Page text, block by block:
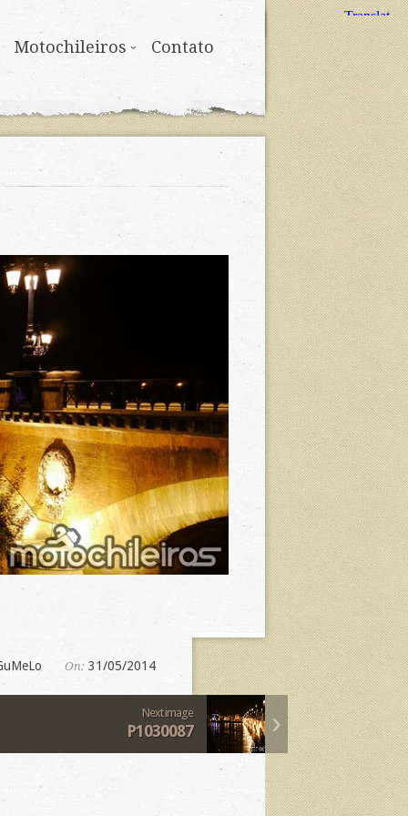
Motochileiros Contato
On: 31/05/2014
Next image
P1030087